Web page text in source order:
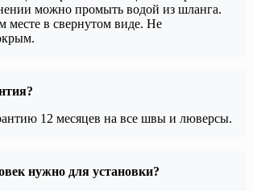
можно промыть водой из шланга.
месте в свернутом виде. Не
12 месяцев на все швы и люверсы.
нужно для установки?